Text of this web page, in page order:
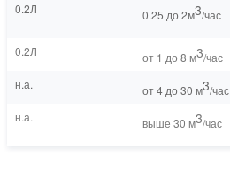
0.2Л 0.25 до 2м3/час
0.2Л
от 1 до 8 м3/час
н.а. от 4 до 30 м3/час
н.а. выше 30 м3/час